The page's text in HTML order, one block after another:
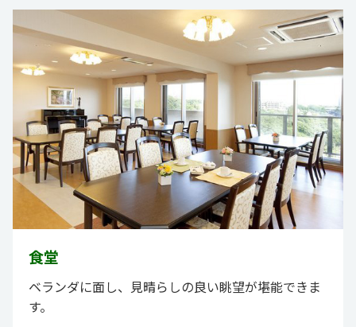
食堂
ベランダに面し、見晴らしの良い眺望が堪能できま
す。